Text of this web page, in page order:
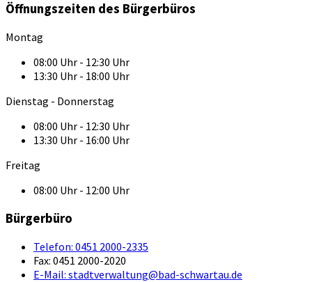
Öffnungszeiten des Bürgerbüros
Montag
08:00 Uhr - 12:30 Uhr
13:30 Uhr - 18:00 Uhr
Dienstag - Donnerstag
08:00 Uhr - 12:30 Uhr
13:30 Uhr - 16:00 Uhr
Freitag
08:00 Uhr - 12:00 Uhr
Bürgerbüro
Telefon: 0451 2000-2335
Fax: 0451 2000-2020
E-Mail: stadtverwaltung@bad-schwartau.de